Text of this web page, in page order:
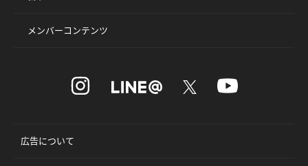
メンバーコンテンツ
広告について